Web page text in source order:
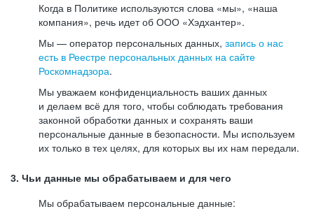
Когда в Политике используются слова «мы», «наша
компания», речь идет об ООО «Хэдхантер».
Мы — оператор персональных данных, запись о нас
есть в Реестре персональных данных на сайте
Роскомнадзора.
Мы уважаем конфиденциальность ваших данных
и делаем всё для того, чтобы соблюдать требования
законной обработки данных и сохранять ваши
персональные данные в безопасности. Мы используем
их только в тех целях, для которых вы их нам передали.
3. Чьи данные мы обрабатываем и для чего
Мы обрабатываем персональные данные: